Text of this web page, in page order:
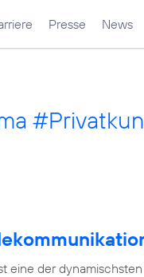
Presse News
eine der